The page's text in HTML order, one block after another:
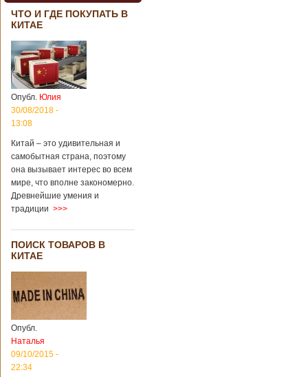
ЧТО И ГДЕ ПОКУПАТЬ В
КИТАЕ
Опубл. Юлия
30/08/2018 -
13:08
Китай – это удивительная и
самобытная страна, поэтому
она вызывает интерес во всем
мире, что вполне закономерно.
Древнейшие умения и
традиции >>>
ПОИСК ТОВАРОВ В
КИТАЕ
Опубл.
Наталья
09/10/2015 -
22:34